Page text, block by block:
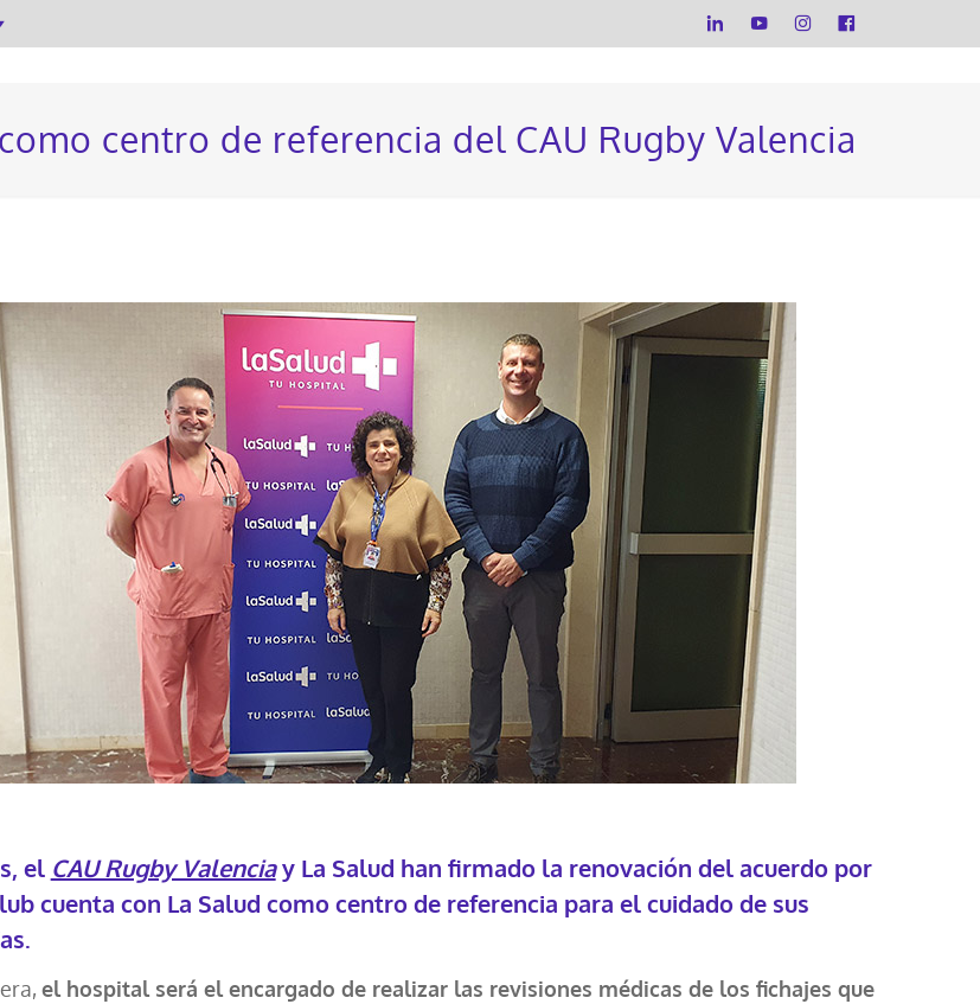
centro de referencia del CAU Rugby Valencia
el CAU Rugby Valenciay La Salud han firmado la renovación del acuerdo por
cuenta con La Salud como centro de referencia para el cuidado de sus
el hospital será el encargado de realizar las revisiones médicas de los fichajes que